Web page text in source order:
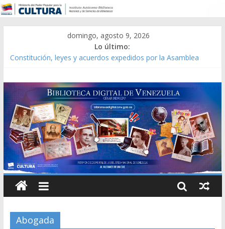
domingo, agosto 9, 2026
Lo último:
Constitución, leyes y acuerdos expedidos por la Asamblea
Modesta Bor Sánchez [material gráfico]
Gaceta Oficial de la República de Venezuela año CXXXIII Mes V,
Caracas 09 de marzo de 2006 N° 38.394
Catálogo temático de obras de Modesta Bor
Abogada